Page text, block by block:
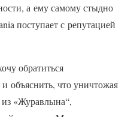
а ему самому стыдно
поступает с репутацией
обратиться
объяснить, что уничтожая
«Журавлына“,